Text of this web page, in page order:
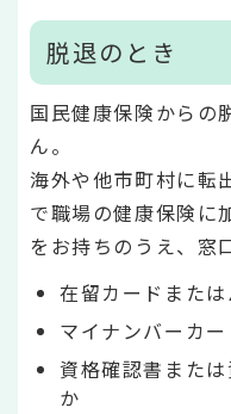
脱退のとき
国民健康保険からの
ん。
海外や他市町村に転
で職場の健康保険に
をお持ちのうえ、窓
在留カードまた
マイナンバーカ
資格確認書また
か